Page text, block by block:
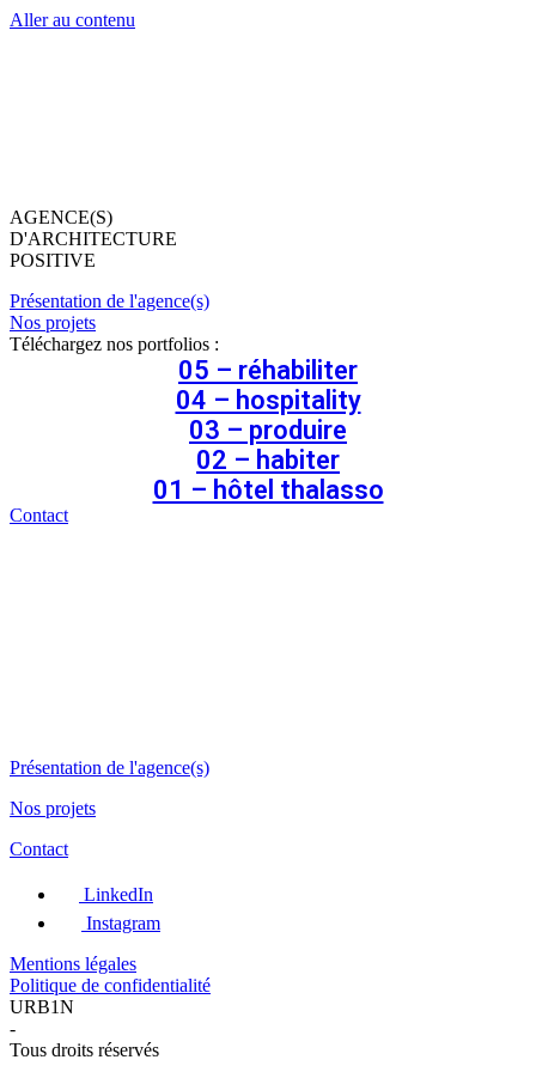
Aller au contenu
AGENCE(S)
D'ARCHITECTURE
POSITIVE
Présentation de l'agence(s)
Nos projets
Téléchargez nos portfolios :
05 – réhabiliter
04 – hospitality
03 – produire
02 – habiter
01 – hôtel thalasso
Contact
Présentation de l'agence(s)
Nos projets
Contact
LinkedIn
Instagram
Mentions légales
Politique de confidentialité
URB1N
-
Tous droits réservés